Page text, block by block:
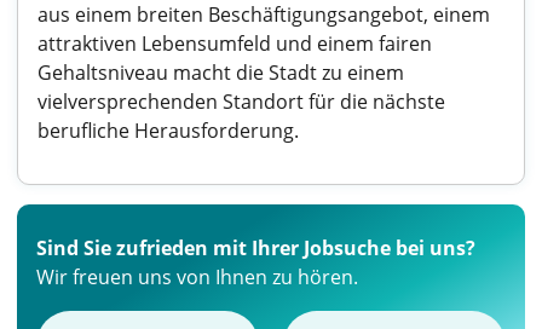
aus einem breiten Beschäftigungsangebot, einem
attraktiven Lebensumfeld und einem fairen
Gehaltsniveau macht die Stadt zu einem
vielversprechenden Standort für die nächste
berufliche Herausforderung.
Sind Sie zufrieden mit Ihrer Jobsuche bei uns?
Wir freuen uns von Ihnen zu hören.